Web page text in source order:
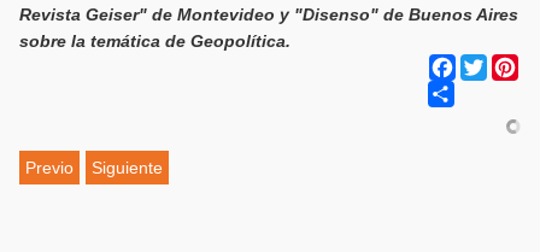
Revista Geiser" de Montevideo y "Disenso" de Buenos Aires
sobre la temática de Geopolítica.
Facebook
Twitter
Previo Siguiente